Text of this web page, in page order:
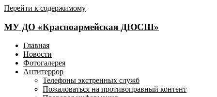
Перейти к содержимому
МУ ДО «Красноармейская ДЮСШ»
Главная
Новости
Фотогалерея
Антитеррор
Телефоны экстренных служб
Пожаловаться на противоправный контент